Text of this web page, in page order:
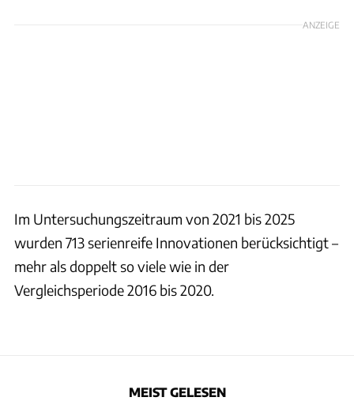
ANZEIGE
Im Untersuchungszeitraum von 2021 bis 2025
wurden 713 serienreife Innovationen berücksichtigt –
mehr als doppelt so viele wie in der
Vergleichsperiode 2016 bis 2020.
MEIST GELESEN